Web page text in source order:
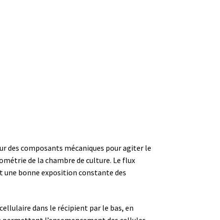
des composants mécaniques pour agiter le
de la chambre de culture. Le flux
une bonne exposition constante des
dans le récipient par le bas, en